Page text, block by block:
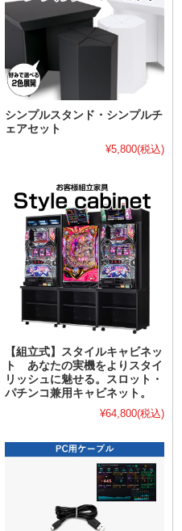
シンプルスタンド・シンプルチ
ェアセット
¥5,800(税込)
【組立式】スタイルキャビネッ
ト あなたの実機をよりスタイ
リッシュに魅せる。スロット・
パチンコ兼用キャビネット。
¥64,800(税込)